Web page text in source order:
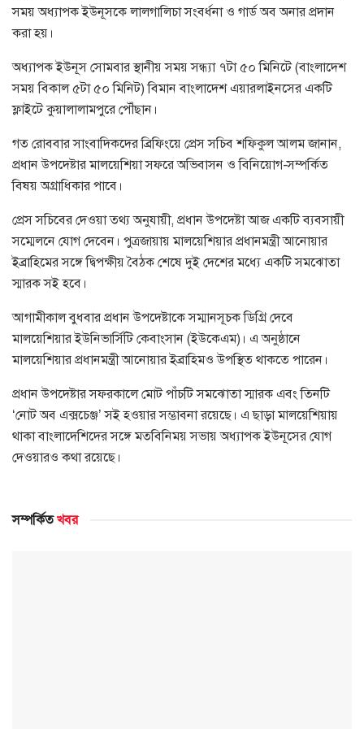
সময় অধ্যাপক ইউনূসকে লালগালিচা সংবর্ধনা ও গার্ড অব অনার প্রদান
করা হয়।
অধ্যাপক ইউনূস সোমবার স্থানীয় সময় সন্ধ্যা ৭টা ৫০ মিনিটে (বাংলাদেশ
সময় বিকাল ৫টা ৫০ মিনিট) বিমান বাংলাদেশ এয়ারলাইনসের একটি
ফ্লাইটে কুয়ালালামপুরে পৌঁছান।
গত রোববার সাংবাদিকদের ব্রিফিংয়ে প্রেস সচিব শফিকুল আলম জানান,
প্রধান উপদেষ্টার মালয়েশিয়া সফরে অভিবাসন ও বিনিয়োগ-সম্পর্কিত
বিষয় অগ্রাধিকার পাবে।
প্রেস সচিবের দেওয়া তথ্য অনুযায়ী, প্রধান উপদেষ্টা আজ একটি ব্যবসায়ী
সম্মেলনে যোগ দেবেন। পুত্রজায়ায় মালয়েশিয়ার প্রধানমন্ত্রী আনোয়ার
ইব্রাহিমের সঙ্গে দ্বিপক্ষীয় বৈঠক শেষে দুই দেশের মধ্যে একটি সমঝোতা
স্মারক সই হবে।
আগামীকাল বুধবার প্রধান উপদেষ্টাকে সম্মানসূচক ডিগ্রি দেবে
মালয়েশিয়ার ইউনিভার্সিটি কেবাংসান (ইউকেএম)। এ অনুষ্ঠানে
মালয়েশিয়ার প্রধানমন্ত্রী আনোয়ার ইব্রাহিমও উপস্থিত থাকতে পারেন।
প্রধান উপদেষ্টার সফরকালে মোট পাঁচটি সমঝোতা স্মারক এবং তিনটি
‘নোট অব এক্সচেঞ্জ’ সই হওয়ার সম্ভাবনা রয়েছে। এ ছাড়া মালয়েশিয়ায়
থাকা বাংলাদেশিদের সঙ্গে মতবিনিময় সভায় অধ্যাপক ইউনূসের যোগ
দেওয়ারও কথা রয়েছে।
সম্পর্কিতখবর